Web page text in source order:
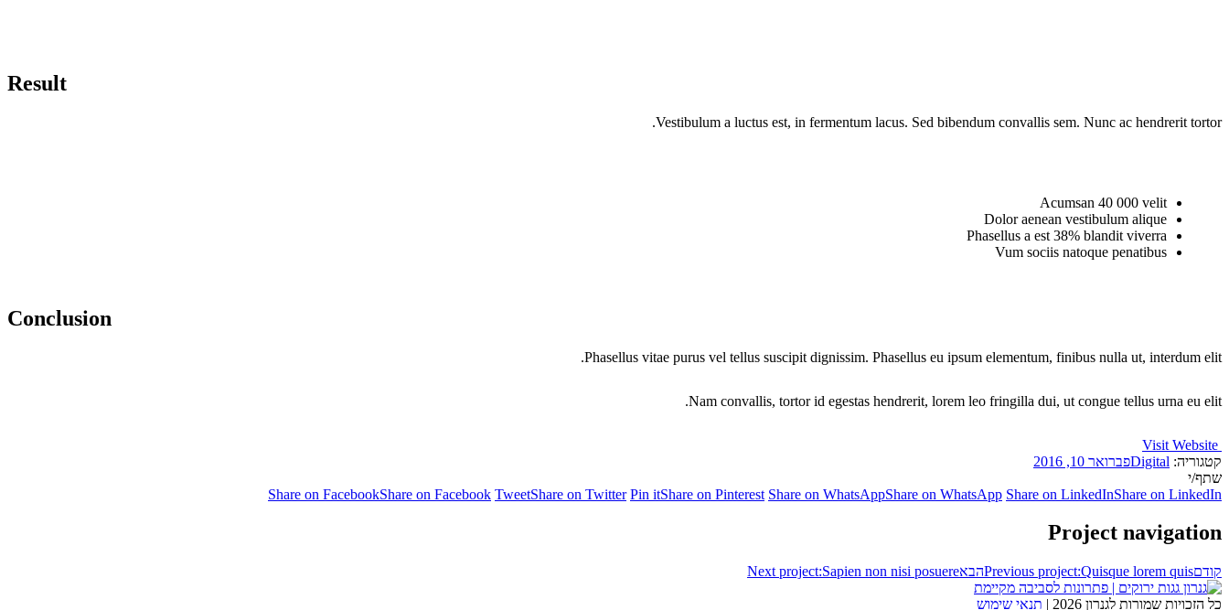
Result
Vestibulum a luctus est, in fermentum lacus. Sed bibendum convallis sem. Nunc ac hendrerit tortor.
Acumsan 40 000 velit
Dolor aenean vestibulum alique
Phasellus a est 38% blandit viverra
Vum sociis natoque penatibus
Conclusion
Phasellus vitae purus vel tellus suscipit dignissim. Phasellus eu ipsum elementum, finibus nulla ut, interdum elit.
Nam convallis, tortor id egestas hendrerit, lorem leo fringilla dui, ut congue tellus urna eu elit.
קטגוריה: Digitalפברואר 10, 2016
שתף/י
Share on FacebookShare on Facebook TweetShare on Twitter Pin itShare on Pinterest Share on WhatsAppShare on WhatsApp Share on LinkedInShare on LinkedIn
Project navigation
קודם Previous project:Quisque lorem quis הבא Next project:Sapien non nisi posuere
כל הזכויות שמורות לגנרון 2026 | תנאי שימוש